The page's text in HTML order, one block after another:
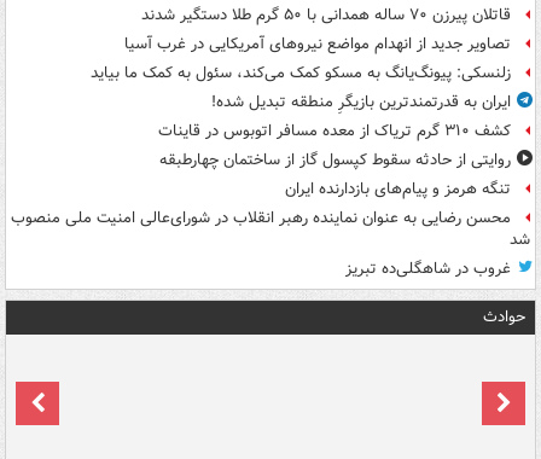
قاتلان پیرزن ۷۰ ساله همدانی با ۵۰ گرم طلا دستگیر شدند
تصاویر جدید از انهدام مواضع نیروهای آمریکایی در غرب آسیا
زلنسکی: پیونگ‌یانگ به مسکو کمک می‌کند، سئول به کمک ما بیاید
ایران به قدرتمندترین بازیگرِ منطقه تبدیل شده!
کشف ۳۱۰ گرم تریاک از معده مسافر اتوبوس در قاینات
روایتی از حادثه سقوط کپسول گاز از ساختمان چهارطبقه
تنگه هرمز و پیام‌های بازدارنده ایران
محسن رضایی به عنوان نماینده رهبر انقلاب در شورای‌عالی امنیت ملی منصوب
شد
غروب در شاهگلی‌ده تبریز
حوادث